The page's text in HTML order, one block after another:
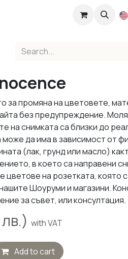
за промяна на цветовете,
без предупреждение.
на снимката са близки до
може да има в зависимост от
(лак, грунд или масло)
в което са направени
цветове на розетката, която
Шоуруми и магазини.
за съвет, или консултация.
лв.) with VAT
Add to cart